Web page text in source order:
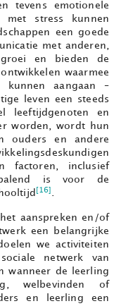
tevens emotionele
met stress kunnen
een goede
met anderen,
en bieden de
waarmee
kunnen aangaan –
leven een steeds
leeftijdgenoten en
worden, wordt hun
ouders en andere
factoren, inclusief
is voor de
[16]
aanspreken en/of
een belangrijke
we activiteiten
netwerk van
wanneer de leerling
welbevinden of
en leerling een